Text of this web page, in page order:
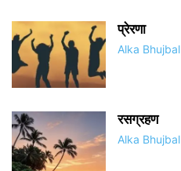
प्रेरणा
Alka Bhujbal
रसग्रहण
Alka Bhujbal